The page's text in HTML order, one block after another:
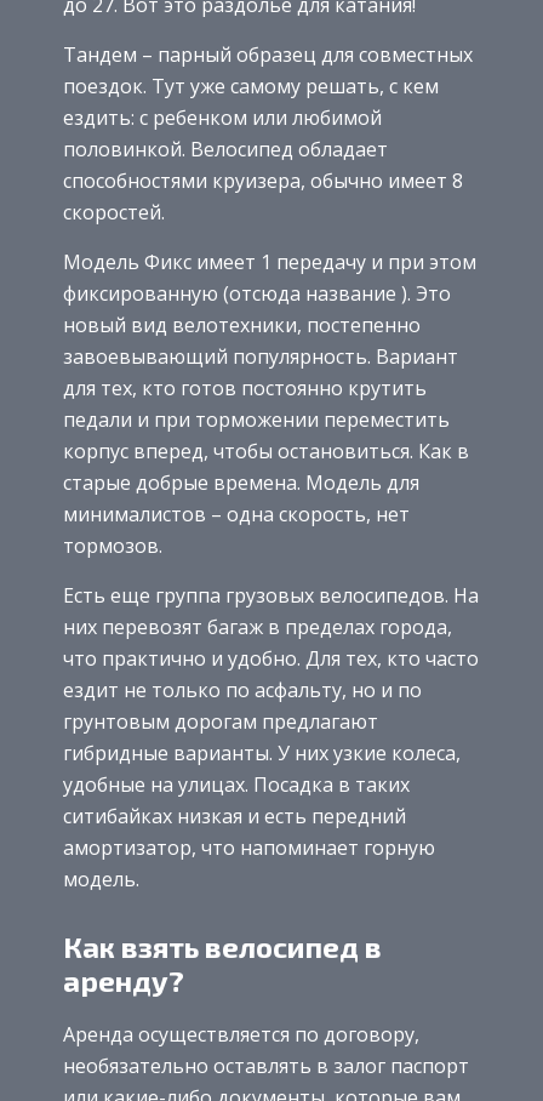
Тандем – парный образец для совместных
поездок. Тут уже самому решать, с кем
ездить: с ребенком или любимой
половинкой. Велосипед обладает
способностями круизера, обычно имеет 8
скоростей.
Модель Фикс имеет 1 передачу и при этом
фиксированную (отсюда название ). Это
новый вид велотехники, постепенно
завоевывающий популярность. Вариант
для тех, кто готов постоянно крутить
педали и при торможении переместить
корпус вперед, чтобы остановиться. Как в
старые добрые времена. Модель для
минималистов – одна скорость, нет
тормозов.
Есть еще группа грузовых велосипедов. На
них перевозят багаж в пределах города,
что практично и удобно. Для тех, кто часто
ездит не только по асфальту, но и по
грунтовым дорогам предлагают
гибридные варианты. У них узкие колеса,
удобные на улицах. Посадка в таких
ситибайках низкая и есть передний
амортизатор, что напоминает горную
модель.
Как взять велосипед в
аренду?
Аренда осуществляется по договору,
необязательно оставлять в залог паспорт